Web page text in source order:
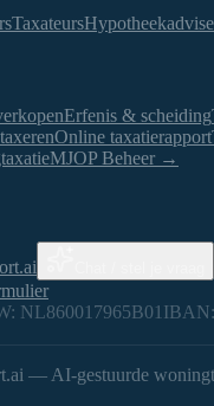
Taxateurs
Erfenis & scheiding
Online taxatierapport
MJOP Beheer →
NL860017965B01
— AI-gestuurde